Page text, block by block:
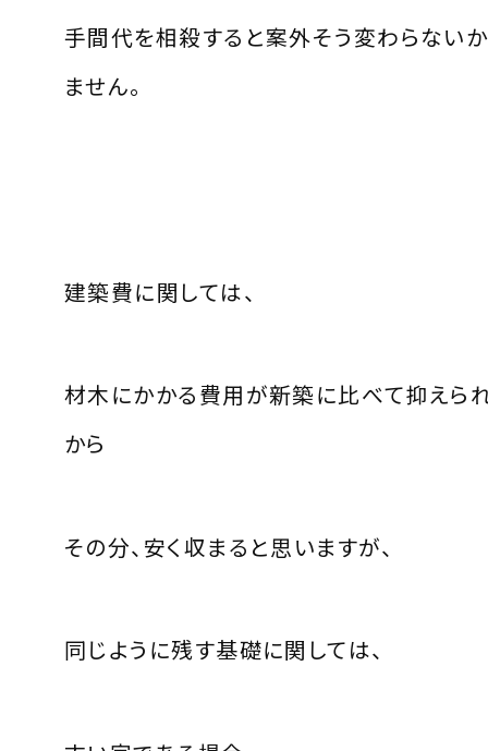
手間代を相殺すると案外そう変わらない
ません。
建築費に関しては、
材木にかかる費用が新築に比べて抑えら
から
その分、安く収まると思いますが、
同じように残す基礎に関しては、